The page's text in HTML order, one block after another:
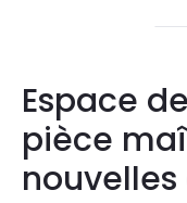
Espace
pièce